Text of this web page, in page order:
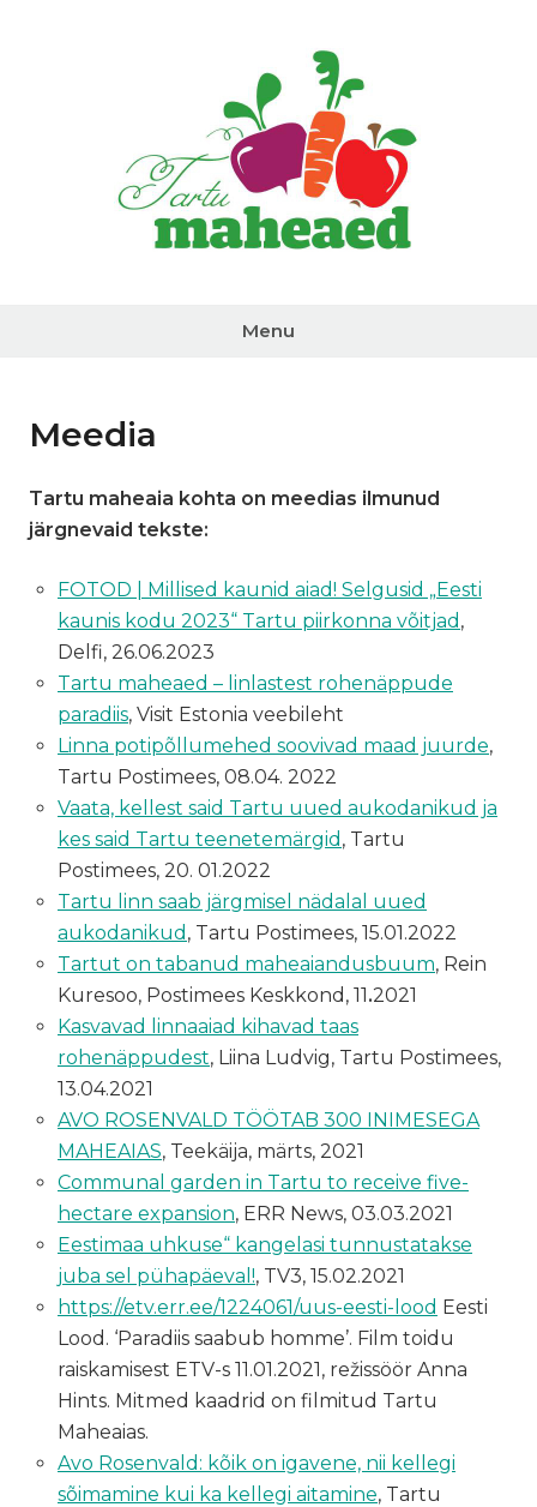
Menu
Meedia
Tartu maheaia kohta on meedias ilmunud
järgnevaid tekste:
FOTOD | Millised kaunid aiad! Selgusid „Eesti
kaunis kodu 2023“ Tartu piirkonna võitjad ,
Delfi, 26.06.2023
Tartu maheaed – linlastest rohenäppude
paradiis, Visit Estonia veebileht
Linna potipõllumehed soovivad maad juurde,
Tartu Postimees, 08.04. 2022
Vaata, kellest said Tartu uued aukodanikud ja
kes said Tartu teenetemärgid , Tartu
Postimees, 20. 01.2022
Tartu linn saab järgmisel nädalal uued
aukodanikud , Tartu Postimees, 15.01.2022
Tartut on tabanud maheaiandusbuum, Rein
Kuresoo, Postimees Keskkond, 11.2021
Kasvavad linnaaiad kihavad taas
rohenäppudest, Liina Ludvig, Tartu Postimees,
13.04.2021
AVO ROSENVALD TÖÖTAB 300 INIMESEGA
MAHEAIAS, Teekäija, märts, 2021
Communal garden in Tartu to receive five-
hectare expansion, ERR News, 03.03.2021
Eestimaa uhkuse“ kangelasi tunnustatakse
juba sel pühapäeval!, TV3, 15.02.2021
https://etv.err.ee/1224061/uus-eesti-lood Eesti
Lood. ‘Paradiis saabub homme’. Film toidu
raiskamisest ETV-s 11.01.2021, režissöör Anna
Hints. Mitmed kaadrid on filmitud Tartu
Maheaias.
Avo Rosenvald: kõik on igavene, nii kellegi
sõimamine kui ka kellegi aitamine, Tartu